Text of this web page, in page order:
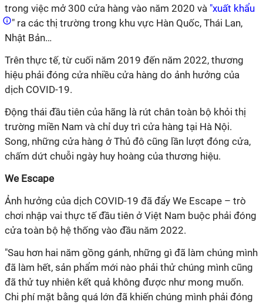
trong việc mở 300 cửa hàng vào năm 2020 và "xuất khẩu
" ra các thị trường trong khu vực Hàn Quốc, Thái Lan,
Nhật Bản…
Trên thực tế, từ cuối năm 2019 đến năm 2022, thương
hiệu phải đóng cửa nhiều cửa hàng do ảnh hưởng của
dịch COVID-19.
Động thái đầu tiên của hãng là rút chân toàn bộ khỏi thị
trường miền Nam và chỉ duy trì cửa hàng tại Hà Nội.
Song, những cửa hàng ở Thủ đô cũng lần lượt đóng cửa,
chấm dứt chuỗi ngày huy hoàng của thương hiệu.
We Escape
Ảnh hưởng của dịch COVID-19 đã đẩy We Escape – trò
chơi nhập vai thực tế đầu tiên ở Việt Nam buộc phải đóng
cửa toàn bộ hệ thống vào đầu năm 2022.
"Sau hơn hai năm gồng gánh, những gì đã làm chúng mình
đã làm hết, sản phẩm mới nào phải thử chúng mình cũng
đã thử tuy nhiên kết quả không được như mong muốn.
Chi phí mặt bằng quá lớn đã khiến chúng mình phải đóng